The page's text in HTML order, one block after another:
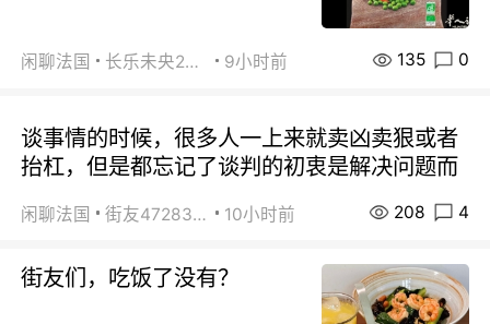
闲聊法国 长乐未央2015 9小时前 135 0
谈事情的时候，很多人一上来就卖凶卖狠或者
抬杠，但是都忘记了谈判的初衷是解决问题而
闲聊法国 街友472838572 10小时前 208 4
街友们，吃饭了没有？